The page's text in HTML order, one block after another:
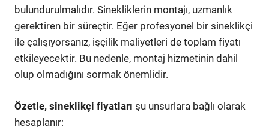
bulundurulmalıdır. Sinekliklerin montajı, uzmanlık
gerektiren bir süreçtir. Eğer profesyonel bir sineklikçi
ile çalışıyorsanız, işçilik maliyetleri de toplam fiyatı
etkileyecektir. Bu nedenle, montaj hizmetinin dahil
olup olmadığını sormak önemlidir.
Özetle, sineklikçi fiyatları şu unsurlara bağlı olarak
hesaplanır: